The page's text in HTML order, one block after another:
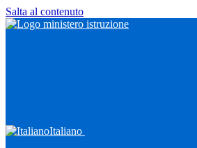
Salta al contenuto
Italiano